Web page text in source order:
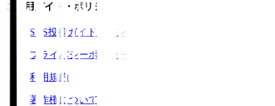
ご利用ガイド・ポリシー
SNS投稿ガイドライン
プライバシーポリシー
利用規約
著作権について